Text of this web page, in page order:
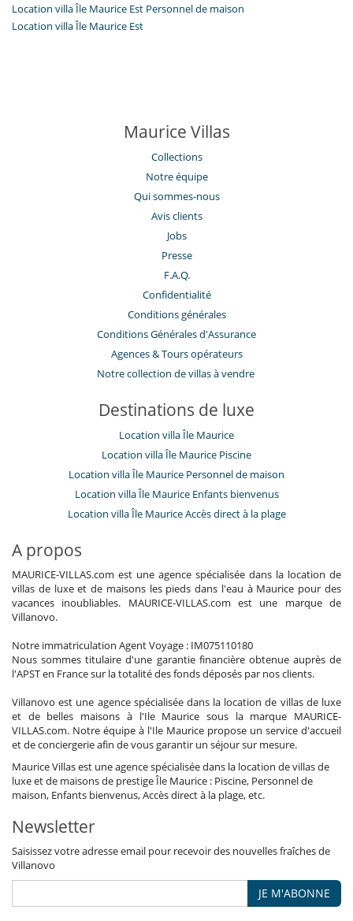
Location villa Île Maurice Est Personnel de maison
Location villa Île Maurice Est
Maurice Villas
Collections
Notre équipe
Qui sommes-nous
Avis clients
Jobs
Presse
F.A.Q.
Confidentialité
Conditions générales
Conditions Générales d'Assurance
​Agences & Tours opérateurs
Notre collection de villas à vendre
Destinations de luxe
Location villa Île Maurice
Location villa Île Maurice Piscine
Location villa Île Maurice Personnel de maison
Location villa Île Maurice Enfants bienvenus
Location villa Île Maurice Accès direct à la plage
A propos
MAURICE-VILLAS.com est une agence spécialisée dans la location de
villas de luxe et de maisons les pieds dans l'eau à Maurice pour des
vacances inoubliables. MAURICE-VILLAS.com est une marque de
Villanovo.
Notre immatriculation Agent Voyage : IM075110180
Nous sommes titulaire d'une garantie financière obtenue auprès de
l'APST en France sur la totalité des fonds déposés par nos clients.
Villanovo est une agence spécialisée dans la location de villas de luxe
et de belles maisons à l'Ile Maurice sous la marque MAURICE-
VILLAS.com. Notre équipe à l'Ile Maurice propose un service d'accueil
et de conciergerie afin de vous garantir un séjour sur mesure.
Maurice Villas est une agence spécialisée dans la location de villas de
luxe et de maisons de prestige Île Maurice : Piscine, Personnel de
maison, Enfants bienvenus, Accès direct à la plage, etc.
Newsletter
Saisissez votre adresse email pour recevoir des nouvelles fraîches de
Villanovo
JE M'ABONNE